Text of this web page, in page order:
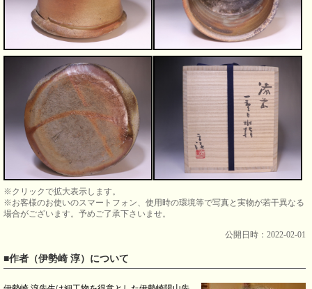
※クリックで拡大表示します。
※お客様のお使いのスマートフォン、使用時の環境等で写真と実物が若干異なる
場合がございます。予めご了承下さいませ。
公開日時：2022-02-01
■作者（伊勢崎 淳）について